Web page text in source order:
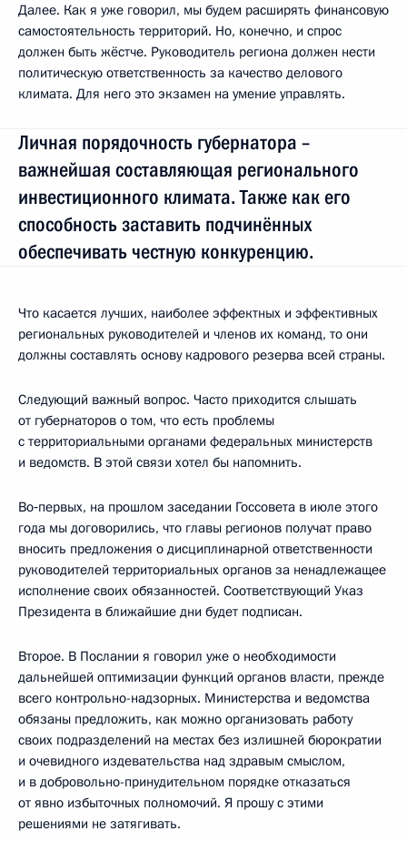
Далее. Как я уже говорил, мы будем расширять финансовую
самостоятельность территорий. Но, конечно, и спрос
должен быть жёстче. Руководитель региона должен нести
политическую ответственность за качество делового
климата. Для него это экзамен на умение управлять.
Личная порядочность губернатора –
важнейшая составляющая регионального
инвестиционного климата. Также как его
способность заставить подчинённых
обеспечивать честную конкуренцию.
Что касается лучших, наиболее эффектных и эффективных
региональных руководителей и членов их команд, то они
должны составлять основу кадрового резерва всей страны.
Следующий важный вопрос. Часто приходится слышать
от губернаторов о том, что есть проблемы
с территориальными органами федеральных министерств
и ведомств. В этой связи хотел бы напомнить.
Во‑первых, на прошлом заседании Госсовета в июле этого
года мы договорились, что главы регионов получат право
вносить предложения о дисциплинарной ответственности
руководителей территориальных органов за ненадлежащее
исполнение своих обязанностей. Соответствующий Указ
Президента в ближайшие дни будет подписан.
Второе. В Послании я говорил уже о необходимости
дальнейшей оптимизации функций органов власти, прежде
всего контрольно-надзорных. Министерства и ведомства
обязаны предложить, как можно организовать работу
своих подразделений на местах без излишней бюрократии
и очевидного издевательства над здравым смыслом,
и в добровольно-принудительном порядке отказаться
от явно избыточных полномочий. Я прошу с этими
решениями не затягивать.